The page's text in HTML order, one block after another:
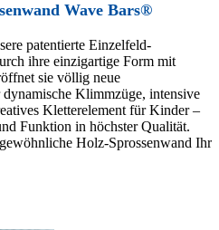
Wave Bars®
patentierte Einzelfeld-
ihre einzigartige Form mit
sie völlig neue
Klimmzüge, intensive
Kletterelement für Kinder –
Funktion in höchster Qualität.
Holz-Sprossenwand Ihr